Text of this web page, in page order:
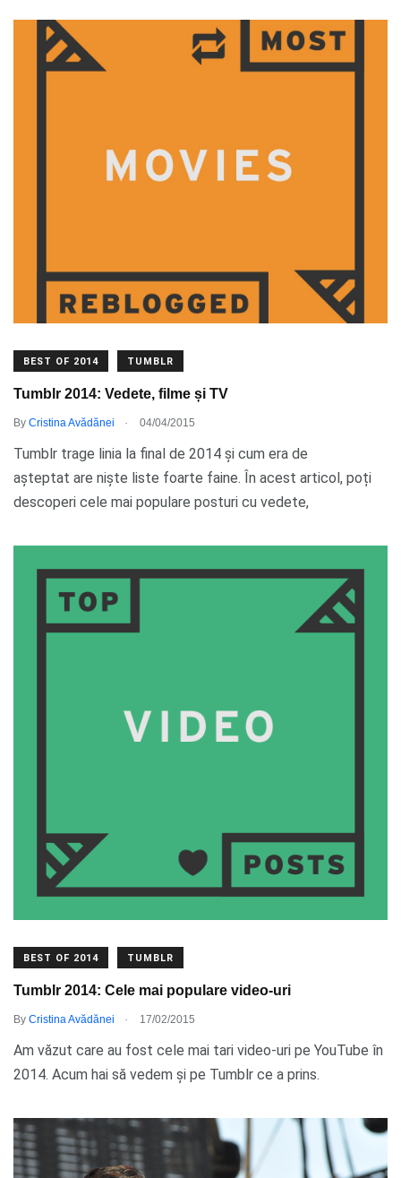
BEST OF 2014 TUMBLR
Tumblr 2014: Vedete, filme și TV
By Cristina Avădănei 04/04/2015
Tumblr trage linia la final de 2014 și cum era de
așteptat are niște liste foarte faine. În acest articol, poți
descoperi cele mai populare posturi cu vedete,
BEST OF 2014 TUMBLR
Tumblr 2014: Cele mai populare video-uri
By Cristina Avădănei 17/02/2015
Am văzut care au fost cele mai tari video-uri pe YouTube în
2014. Acum hai să vedem și pe Tumblr ce a prins.